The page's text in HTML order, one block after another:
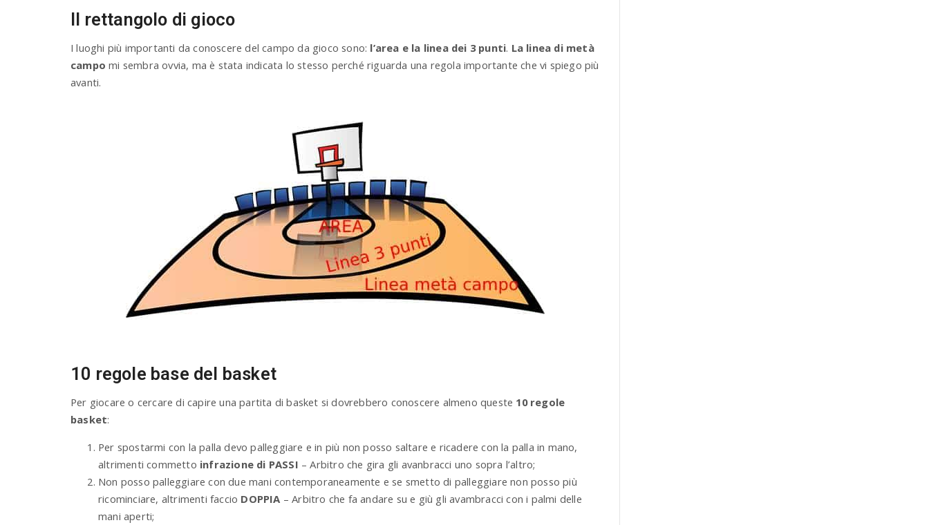
Il rettangolo di gioco
I luoghi più importanti da conoscere del campo da gioco sono: l’area e la linea dei 3 punti. La linea di metà
campomi sembra ovvia, ma è stata indicata lo stesso perché riguarda una regola importante che vi spiego più
avanti.
10 regole base del basket
Per giocare o cercare di capire una partita di basket si dovrebbero conoscere almeno queste 10 regole
basket:
Per spostarmi con la palla devo palleggiare e in più non posso saltare e ricadere con la palla in mano,
altrimenti commetto infrazione di PASSI – Arbitro che gira gli avanbracci uno sopra l’altro;
Non posso palleggiare con due mani contemporaneamente e se smetto di palleggiare non posso più
ricominciare, altrimenti faccio DOPPIA – Arbitro che fa andare su e giù gli avambracci con i palmi delle
mani aperti;